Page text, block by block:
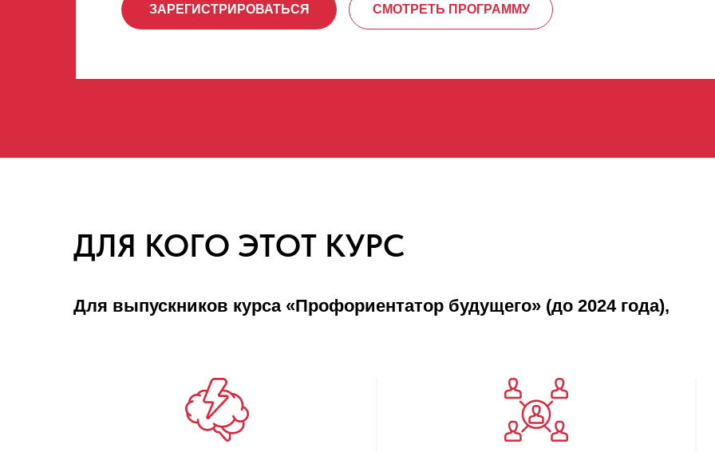
СМОТРЕТЬ ПРОГРАММУ
ЗАРЕГИСТРИРОВАТЬСЯ
ДЛЯ КОГО ЭТОТ КУРС
Для выпускников курса «Профориентатор будущего» (до 2024 года),